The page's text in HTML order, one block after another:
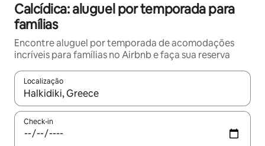
Calcídica: aluguel por temporada para
famílias
Encontre aluguel por temporada de acomodações
incríveis para famílias no Airbnb e faça sua reserva
Localização
Quando os resultados estiverem disponíveis, explore-os
Check-in